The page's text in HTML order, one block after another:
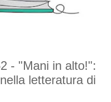
- "Mani in alto!":
letteratura di